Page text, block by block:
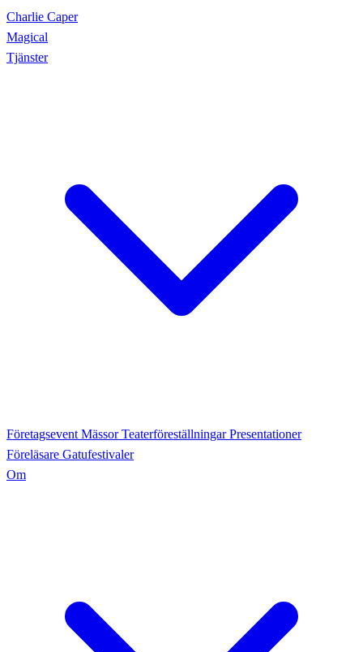
Charlie Caper
Magical
Tjänster
Företagsevent MässorTeaterföreställningarPresentationer
Föreläsare Gatufestivaler
Om